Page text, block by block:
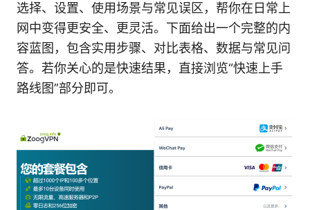
选择、设置、使用场景与常见误区，帮你在日常上
网中变得更安全、更灵活。下面给出一个完整的内
容蓝图，包含实用步骤、对比表格、数据与常见问
答。若你关心的是快速结果，直接浏览“快速上手
路线图”部分即可。